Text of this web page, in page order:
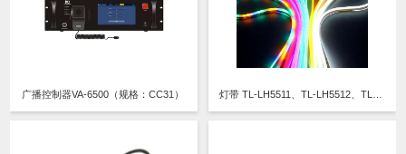
广播控制器VA-6500（规格：CC31）